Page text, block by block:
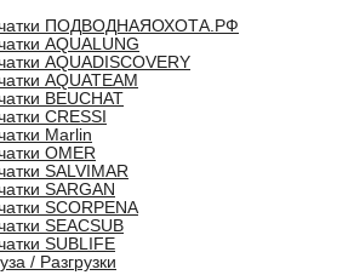
ПОДВОДНАЯОХОТА.РФ
AQUALUNG
AQUADISCOVERY
AQUATEAM
BEUCHAT
CRESSI
Marlin
OMER
SALVIMAR
SARGAN
SCORPENA
SEACSUB
SUBLIFE
/ Разгрузки